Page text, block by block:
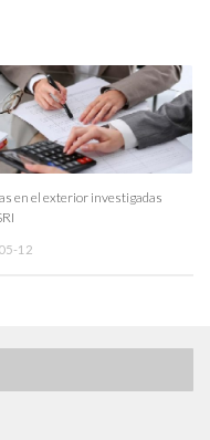
en el exterior investigadas
12